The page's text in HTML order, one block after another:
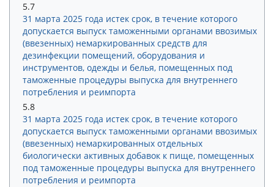
5.7
31 марта 2025 года истек срок, в течение которого
допускается выпуск таможенными органами ввозимых
(ввезенных) немаркированных средств для
дезинфекции помещений, оборудования и
инструментов, одежды и белья, помещенных под
таможенные процедуры выпуска для внутреннего
потребления и реимпорта
5.8
31 марта 2025 года истек срок, в течение которого
допускается выпуск таможенными органами ввозимых
(ввезенных) немаркированных отдельных
биологически активных добавок к пище, помещенных
под таможенные процедуры выпуска для внутреннего
потребления и реимпорта